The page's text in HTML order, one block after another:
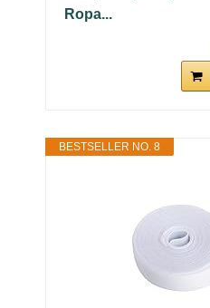
Ropa...
BESTSELLER NO. 8